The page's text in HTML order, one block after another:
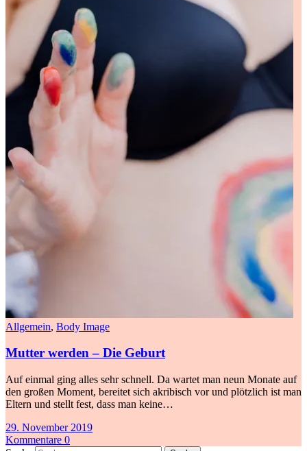
Allgemein, Body Image
Mutter werden – Die Geburt
Auf einmal ging alles sehr schnell. Da wartet man neun Monate auf
den großen Moment, bereitet sich akribisch vor und plötzlich ist man
Eltern und stellt fest, dass man keine…
29. November 2019
Kommentare 0